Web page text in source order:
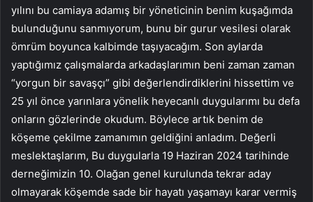
yılını bu camiaya adamış bir yöneticinin benim kuşağımda
bulunduğunu sanmıyorum, bunu bir gurur vesilesi olarak
ömrüm boyunca kalbimde taşıyacağım. Son aylarda
yaptığımız çalışmalarda arkadaşlarımın beni zaman zaman
“yorgun bir savaşçı” gibi değerlendirdiklerini hissettim ve
25 yıl önce yarınlara yönelik heyecanlı duygularımı bu defa
onların gözlerinde okudum. Böylece artık benim de
köşeme çekilme zamanımın geldiğini anladım. Değerli
meslektaşlarım, Bu duygularla 19 Haziran 2024 tarihinde
derneğimizin 10. Olağan genel kurulunda tekrar aday
olmayarak köşemde sade bir hayatı yaşamayı karar vermiş